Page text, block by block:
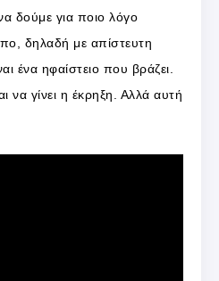
δούμε για ποιο λόγο
δηλαδή με απίστευτη
ένα ηφαίστειο που βράζει.
να γίνει η έκρηξη. Αλλά αυτή